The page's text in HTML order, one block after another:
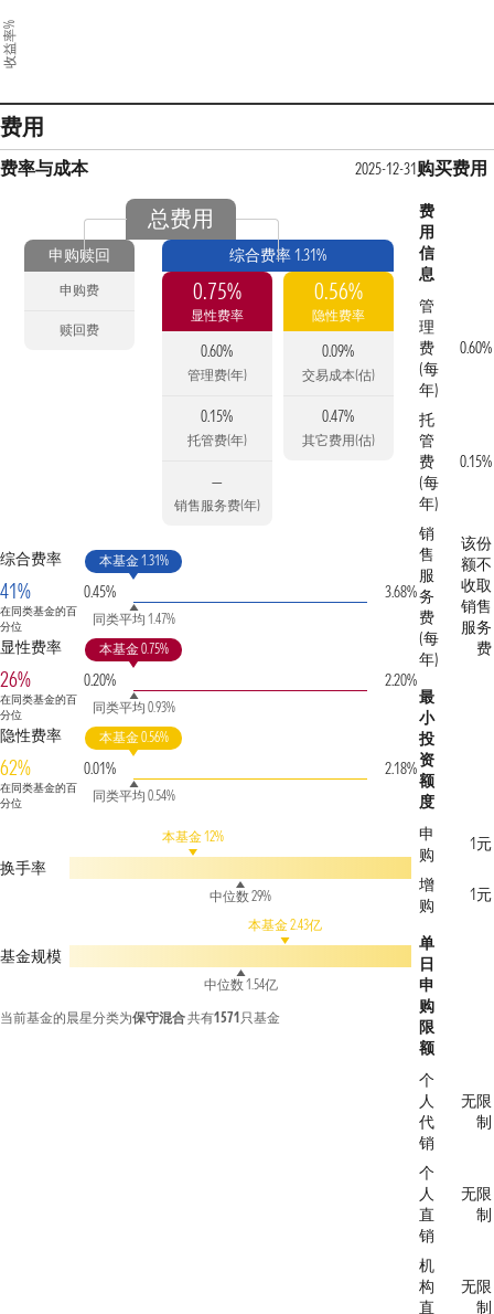
收益率%
费用
费率与成本 2025-12-31
总费用
申购赎回
申购费
赎回费
综合费率 1.31%
0.75%
显性费率
0.60%
管理费(年)
0.15%
托管费(年)
—
销售服务费(年)
0.56%
隐性费率
0.09%
交易成本(估)
0.47%
其它费用(估)
综合费率
41%
在同类基金的百
分位
0.45%
本基金 1.31%
同类平均 1.47%
3.68%
显性费率
26%
在同类基金的百
分位
0.20%
本基金 0.75%
同类平均 0.93%
2.20%
隐性费率
62%
在同类基金的百
分位
0.01%
本基金 0.56%
同类平均 0.54%
2.18%
换手率
本基金 12%
中位数 29%
基金规模
本基金 2.43亿
中位数 1.54亿
当前基金的晨星分类为保守混合共有1571 只基金
购买费用
费
用
信
息
管
理
费
(每
年)
0.60%
托
管
费
(每
年)
0.15%
销
售
服
务
费
(每
年)
该份
额不
收取
销售
服务
费
最
小
投
资
额
度
申
购
1元
增
购
1元
单
日
申
购
限
额
个
人
代
销
无限
制
个
人
直
销
无限
制
机
构
直
无限
制